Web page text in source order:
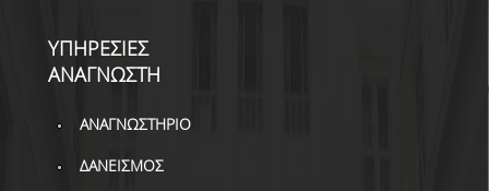
ΥΠΗΡΕΣΙΕΣ
ΑΝΑΓΝΩΣΤΗ
ΑΝΑΓΝΩΣΤΗΡΙΟ
ΔΑΝΕΙΣΜΟΣ